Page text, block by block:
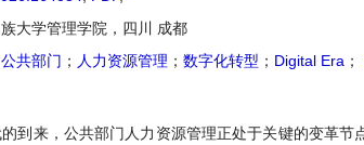
族大学管理学院，四川 成都
公共部门 ； 人力资源管理 ； 数字化转型 ； Digital Era ；
到来，公共部门人力资源管理正处于关键的变革